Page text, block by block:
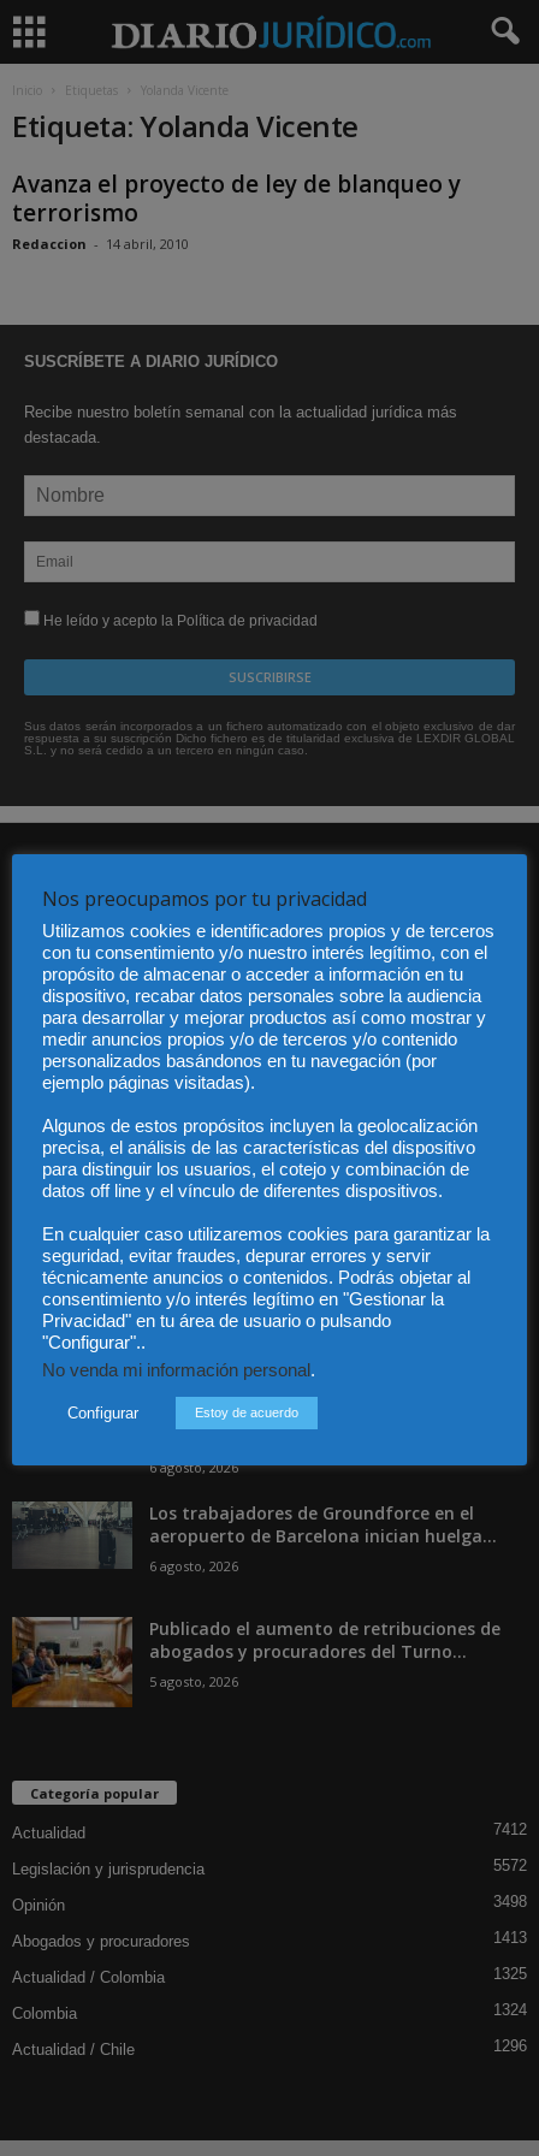
Inicio Etiquetas Yolanda Vicente
Etiqueta: Yolanda Vicente
Avanza el proyecto de ley de blanqueo y
terrorismo
Redaccion - 14 abril, 2010
SUSCRÍBETE A DIARIO JURÍDICO
Recibe nuestro boletín semanal con la actualidad jurídica más
destacada.
He leído y acepto la Política de privacidad
Sus datos serán incorporados a un fichero automatizado con el objeto exclusivo de dar
respuesta a su suscripción Dicho fichero es de titularidad exclusiva de LEXDIR GLOBAL
S.L. y no será cedido a un tercero en ningún caso.
Audiencia y Publicidad
Quiénes somos
Legal
Privacidad
Contacto
Contáctanos: info@diariojuridico.com
Incluso más noticias
responsabilidades penales por una
prevención deficiente...
6 agosto, 2026
Los trabajadores de Groundforce en el
aeropuerto de Barcelona inician huelga...
6 agosto, 2026
Publicado el aumento de retribuciones de
abogados y procuradores del Turno...
5 agosto, 2026
Categoría popular
Actualidad 7412
Legislación y jurisprudencia 5572
Opinión 3498
Abogados y procuradores 1413
Actualidad / Colombia 1325
Colombia 1324
Actualidad / Chile 1296
Nos preocupamos por tu privacidad
Utilizamos cookies e identificadores propios y de terceros
con tu consentimiento y/o nuestro interés legítimo, con el
propósito de almacenar o acceder a información en tu
dispositivo, recabar datos personales sobre la audiencia
para desarrollar y mejorar productos así como mostrar y
medir anuncios propios y/o de terceros y/o contenido
personalizados basándonos en tu navegación (por
ejemplo páginas visitadas).
Algunos de estos propósitos incluyen la geolocalización
precisa, el análisis de las características del dispositivo
para distinguir los usuarios, el cotejo y combinación de
datos off line y el vínculo de diferentes dispositivos.
En cualquier caso utilizaremos cookies para garantizar la
seguridad, evitar fraudes, depurar errores y servir
técnicamente anuncios o contenidos. Podrás objetar al
consentimiento y/o interés legítimo en "Gestionar la
Privacidad" en tu área de usuario o pulsando
"Configurar"..
No venda mi información personal.
Configurar Estoy de acuerdo